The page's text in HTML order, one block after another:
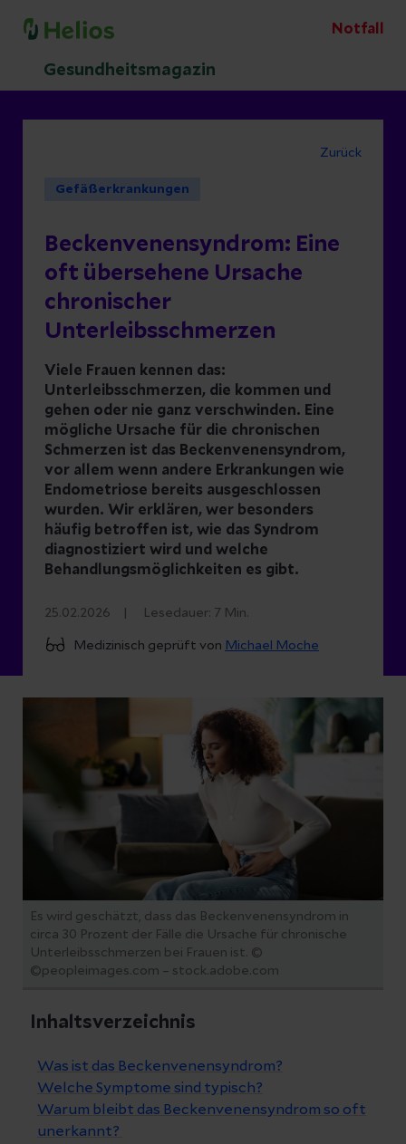
Notfall
Gesundheitsmagazin
Zurück
Gefäßerkrankungen
Beckenvenensyndrom: Eine
oft übersehene Ursache
chronischer
Unterleibsschmerzen
Viele Frauen kennen das:
Unterleibsschmerzen, die kommen und
gehen oder nie ganz verschwinden. Eine
mögliche Ursache für die chronischen
Schmerzen ist das Beckenvenensyndrom,
vor allem wenn andere Erkrankungen wie
Endometriose bereits ausgeschlossen
wurden. Wir erklären, wer besonders
häufig betroffen ist, wie das Syndrom
diagnostiziert wird und welche
Behandlungsmöglichkeiten es gibt.
25.02.2026 Lesedauer: 7 Min.
Medizinisch geprüft von Michael Moche
Es wird geschätzt, dass das Beckenvenensyndrom in
circa 30 Prozent der Fälle die Ursache für chronische
Unterleibsschmerzen bei Frauen ist. ©
©peopleimages.com – stock.adobe.com
Inhaltsverzeichnis
Was ist das Beckenvenensyndrom?
Welche Symptome sind typisch?
Warum bleibt das Beckenvenensyndrom so oft
unerkannt?